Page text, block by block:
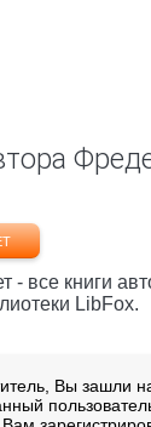
- все книги
LibFox.
Вы зашли